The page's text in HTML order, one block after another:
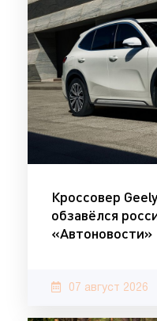
Кроссовер
обзавёлся
«Автоновости»
07 август 2026